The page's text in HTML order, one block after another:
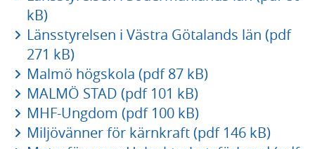
kB)
Länsstyrelsen i Västra Götalands län (pdf
271 kB)
Malmö högskola (pdf 87 kB)
MALMÖ STAD (pdf 101 kB)
MHF-Ungdom (pdf 100 kB)
Miljövänner för kärnkraft (pdf 146 kB)